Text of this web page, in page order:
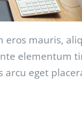
eros mauris,
elementum
eget